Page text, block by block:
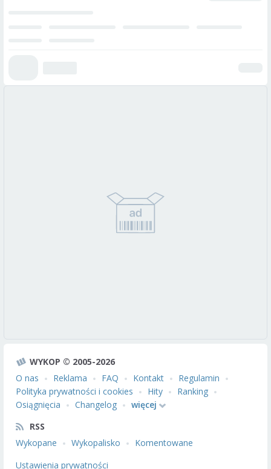
WYKOP © 2005-2026
O nas
Reklama FAQ Kontakt
Regulamin
Polityka prywatności i cookies
Hity
Ranking
Osiągnięcia
Changelog
więcej
RSS
Wykopane
Wykopalisko
Komentowane
Ustawienia prywatności